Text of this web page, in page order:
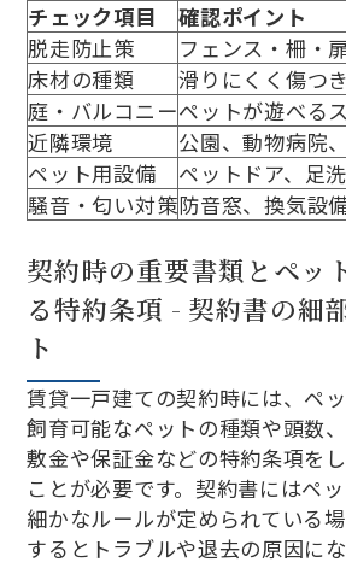
チェック項目
確認ポイント
脱走防止策
フェンス・柵・
床材の種類
滑りにくく傷つ
庭・バルコニーペットが遊べる
近隣環境
公園、動物病院
ペット用設備
ペットドア、足
騒音・匂い対策防音窓、換気設
契約時の重要書類とペッ
る特約条項 - 契約書の細
ト
賃貸一戸建ての契約時には、ペ
飼育可能なペットの種類や頭数
敷金や保証金などの特約条項を
ことが必要です。契約書にはペ
細かなルールが定められている
するとトラブルや退去の原因に